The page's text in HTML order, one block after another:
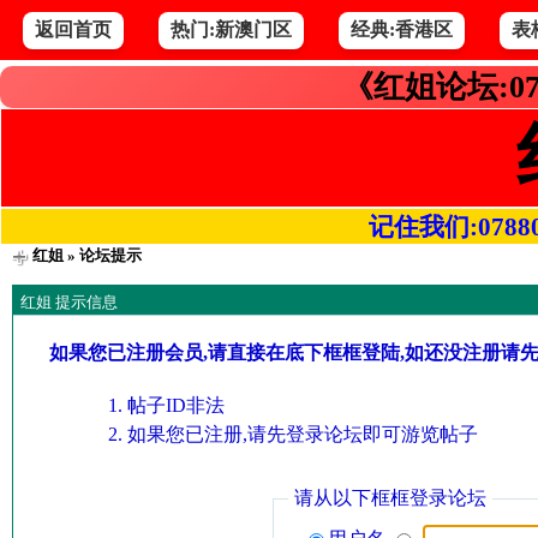
返回首页 热门:新澳门区 经典:香港区 表
《红姐论坛
记住我们
红姐» 论坛提示
红姐 提示信息
如果您已注册会员,请直接在底下框框登陆,如还没注册请
帖子ID非法
如果您已注册,请先登录论坛即可游览帖子
请从以下框框登录论坛